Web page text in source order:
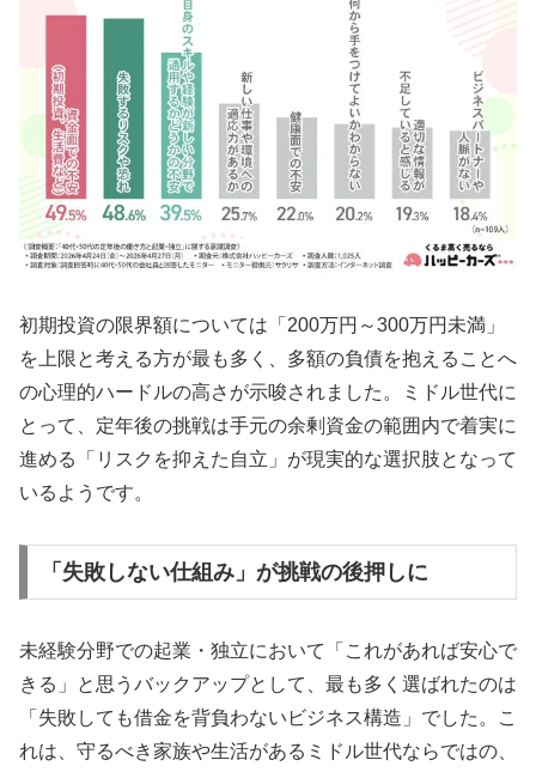
初期投資の限界額については「200万円～300万円未満」
を上限と考える方が最も多く、多額の負債を抱えることへ
の心理的ハードルの高さが示唆されました。ミドル世代に
とって、定年後の挑戦は手元の余剰資金の範囲内で着実に
進める「リスクを抑えた自立」が現実的な選択肢となって
いるようです。
「失敗しない仕組み」が挑戦の後押しに
未経験分野での起業・独立において「これがあれば安心で
きる」と思うバックアップとして、最も多く選ばれたのは
「失敗しても借金を背負わないビジネス構造」でした。こ
れは、守るべき家族や生活があるミドル世代ならではの、